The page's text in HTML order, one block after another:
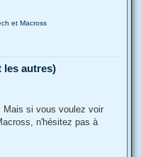
et Macross
les autres)
Mais si vous voulez voir
n'hésitez pas à